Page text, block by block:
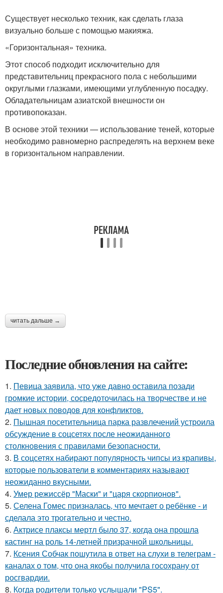
Существует несколько техник, как сделать глаза
визуально больше с помощью макияжа.
«Горизонтальная» техника.
Этот способ подходит исключительно для
представительниц прекрасного пола с небольшими
округлыми глазками, имеющими углубленную посадку.
Обладательницам азиатской внешности он
противопоказан.
В основе этой техники — использование теней, которые
необходимо равномерно распределять на верхнем веке
в горизонтальном направлении.
читать дальше →
Последние обновления на сайте:
1. Певица заявила, что уже давно оставила позади
громкие истории, сосредоточилась на творчестве и не
дает новых поводов для конфликтов.
2. Пышная посетительница парка развлечений устроила
обсуждение в соцсетях после неожиданного
столкновения с правилами безопасности.
3. В соцсетях набирают популярность чипсы из крапивы,
которые пользователи в комментариях называют
неожиданно вкусными.
4. Умер режиссёр "Маски" и "царя скорпионов".
5. Селена Гомес призналась, что мечтает о ребёнке - и
сделала это трогательно и честно.
6. Актрисе плаксы мертл было 37, когда она прошла
кастинг на роль 14-летней призрачной школьницы.
7. Ксения Собчак пошутила в ответ на слухи в телеграм -
каналах о том, что она якобы получила госохрану от
росгвардии.
8. Когда родители только услышали "PS5".